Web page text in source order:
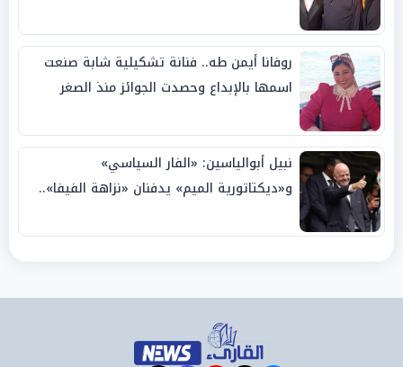
روفانا أيمن طه.. فنانة تشكيلية شابة صنعت
اسمها بالإبداع وحصدت الجوائز منذ الصغر
نبيل أبوالياسين: «الفار السياسي»
و«ديكتاتورية الميم» يدفنان «نزاهة الفيفا»..